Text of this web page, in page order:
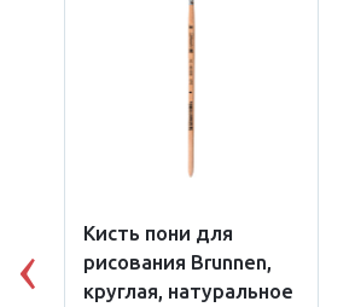
Previous
Кисть пони для
рисования Brunnen,
круглая, натуральное